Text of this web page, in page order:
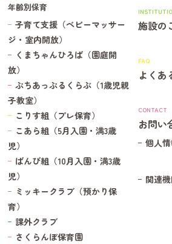
本日は
【小暑】
いなりご飯
そうめん汁
鶏肉の塩こうじ焼き
味噌マヨ和え
スイカ
です。
今日の給食
7/3(金) 本日の給食メニューです。
本日は
中華丼
中華スープ
年齢別保育
子育て支援（ベビーマッサー
ジ・室内開放）
くまちゃんひろば（園庭開
放）
ぷちあっぷるくらぶ（1歳児親
子教室）
こりす組（プレ保育）
こあら組（5月入園・満3歳
児）
ばんび組（10月入園・満3歳
児）
ミッキークラブ（預かり保
育）
課外クラブ
さくらんぼ保育園
施設の
FAQ
よくあ
CONTACT
お問い
個人
関連